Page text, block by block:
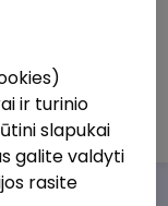
/
ir turinio
slapukai
galite valdyti
rasite